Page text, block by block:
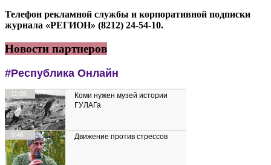
Телефон рекламной службы и корпоративной подписки
журнала «РЕГИОН» (8212) 24-54-10.
Новости партнеров